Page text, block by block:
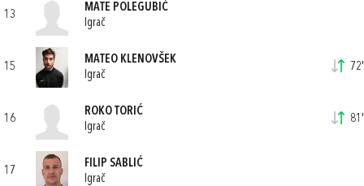
13
MATE POLEGUBIĆ
Igrač
15
MATEO KLENOVŠEK
Igrač
72'
16
ROKO TORIĆ
Igrač
81'
17
FILIP SABLIĆ
Igrač